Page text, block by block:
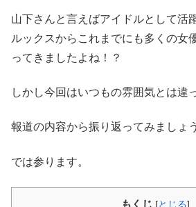
山下さんと言えばアイドルとして活
ルックスからこれまでにも多くの女
ってきましたよね！？
しかし今回はいつもの雰囲気とは違
報道の内容から振り返ってみましょう
では参ります。
もくじ [とじる]